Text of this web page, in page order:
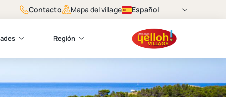
Contacto Mapa del village Español
Región